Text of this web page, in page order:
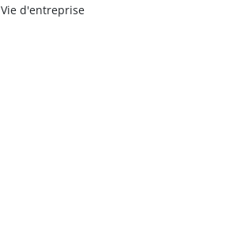
Vie d'entreprise